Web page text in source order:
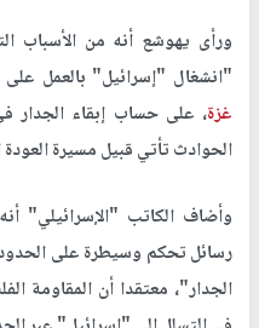
ورأى يهوشع أنه من الأسباب
"انشغال "إسرائيل" بالعمل
غزة، على حساب إبقاء الجدار
الحوادث تأتي قبيل مسيرة العودة
وأضاف الكاتب "الإسرائيلي"
رسائل تحكم وسيطرة على
الجدار"، معتقدا أن المقاومة